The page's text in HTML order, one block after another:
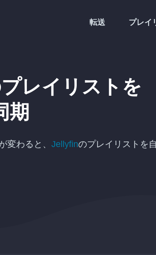
転送 プレイ
レイリストを
期
変わると、 Jellyfinのプレイリストを